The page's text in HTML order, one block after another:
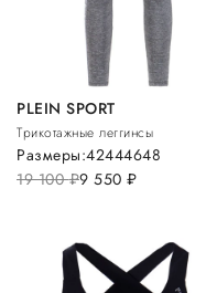
PLEIN SPORT
Трикотажные леггинсы
19 100руб.9 550 руб.
Размеры:42444648